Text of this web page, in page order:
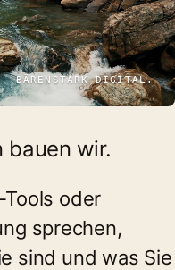
BÄRENSTARK DIGITAL.
bauen wir.
Tools oder
sprechen,
sind und was Sie